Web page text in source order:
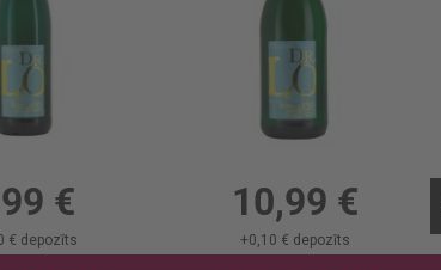
Riesling B/a 0%
€
€ depozīts
Dzirkst.vīns Dr.Loosen B/a 0%
10,99 €
+0,10 € depozīts